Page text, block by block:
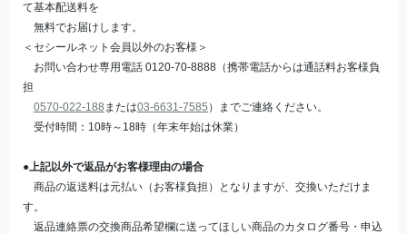
て基本配送料を
無料でお届けします。
＜セシールネット会員以外のお客様＞
お問い合わせ専用電話 0120-70-8888（携帯電話からは通話料お客様負
担
0570-022-188 または03-6631-7585 ）までご連絡ください。
受付時間：10時～18時（年末年始は休業）
●上記以外で返品がお客様理由の場合
商品の返送料は元払い（お客様負担）となりますが、交換いただけま
す。
返品連絡票の交換商品希望欄に送ってほしい商品のカタログ番号・申込